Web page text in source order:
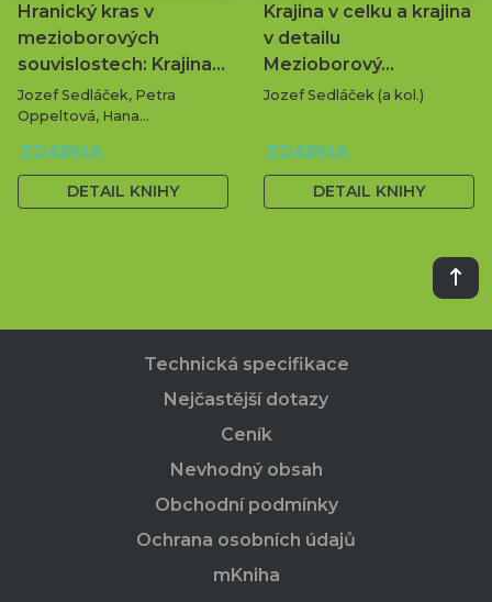
Hranický kras v
mezioborových
souvislostech: Krajina…
Jozef Sedláček, Petra
Oppeltová, Hana
Kohoutková, Vítězslav Vlček,
Radim Klepárník, Jana
Šimečková, Milan Geršl, Pavel
ZDARMA
DETAIL KNIHY
Krajina v celku a krajina
v detailu
Mezioborový…
Jozef Sedláček (a kol.)
ZDARMA
DETAIL KNIHY
Technická specifikace
Nejčastější dotazy
Ceník
Nevhodný obsah
Obchodní podmínky
Ochrana osobních údajů
mKniha